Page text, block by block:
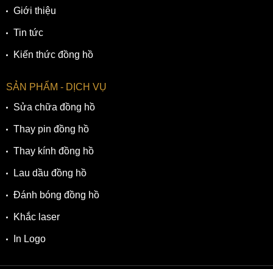
Giới thiệu
Tin tức
Kiến thức đồng hồ
SẢN PHẨM - DỊCH VỤ
Sửa chữa đồng hồ
Thay pin đồng hồ
Thay kính đồng hồ
Lau dầu đồng hồ
Đánh bóng đồng hồ
Khắc laser
In Logo